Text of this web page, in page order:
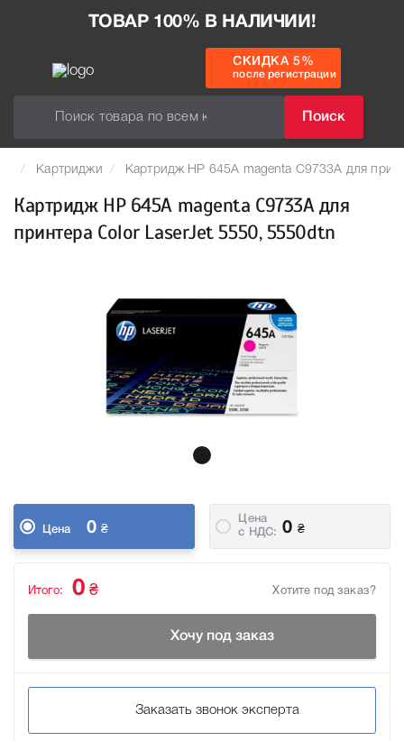
ТОВАР 100% В НАЛИЧИИ!
Поиск
СКИДКА 5%
после регистрации
Картриджи Картридж HP 645A magenta C9733A для
Картридж HP 645A magenta C9733A для
принтера Color LaserJet 5550, 5550dtn
Цена 0 ₴
Цена
c НДС:
0 ₴
Хотите под заказ?
Итого: 0 ₴
Хочу под заказ
Заказать звонок эксперта